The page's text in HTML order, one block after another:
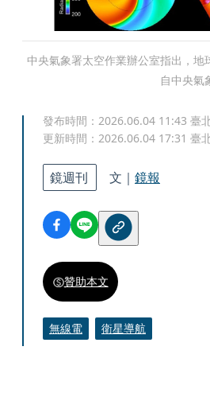
中央氣象署太空作業辦公室指出，
自中央氣
發布時間： 2026.06.04 11:43 臺
更新時間： 2026.06.04 17:31 臺
鏡週刊 文｜ 鏡報
贊助本文
無線電 衛星導航